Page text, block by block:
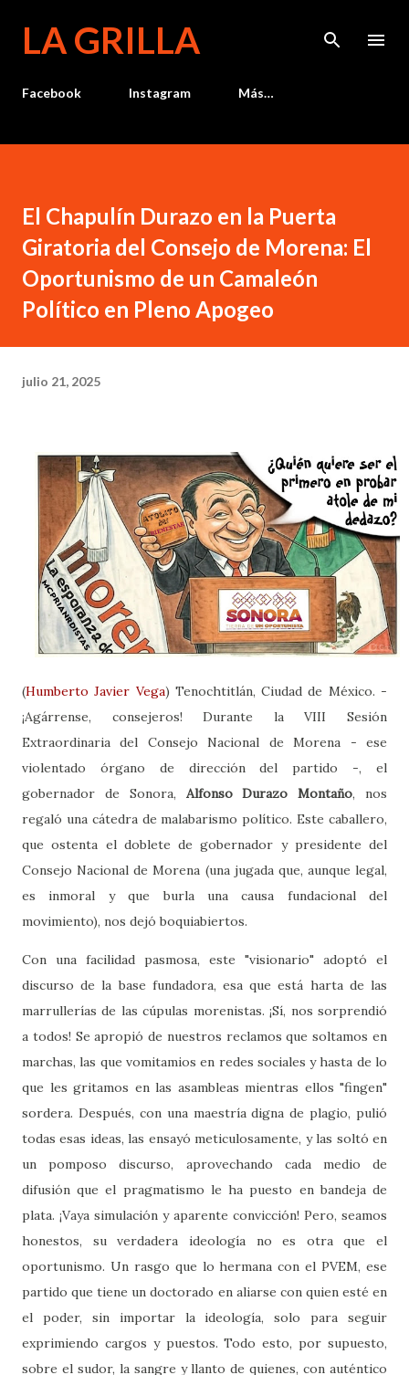
LA GRILLA
Facebook Instagram Más…
El Chapulín Durazo en la Puerta
Giratoria del Consejo de Morena: El
Oportunismo de un Camaleón
Político en Pleno Apogeo
julio 21, 2025
(Humberto Javier Vega) Tenochtitlán, Ciudad de México. -
¡Agárrense, consejeros! Durante la VIII Sesión
Extraordinaria del Consejo Nacional de Morena - ese
violentado órgano de dirección del partido -, el
gobernador de Sonora, Alfonso Durazo Montaño, nos
regaló una cátedra de malabarismo político. Este caballero,
que ostenta el doblete de gobernador y presidente del
Consejo Nacional de Morena (una jugada que, aunque legal,
es inmoral y que burla una causa fundacional del
movimiento), nos dejó boquiabiertos.
Con una facilidad pasmosa, este "visionario" adoptó el
discurso de la base fundadora, esa que está harta de las
marrullerías de las cúpulas morenistas. ¡Sí, nos sorprendió
a todos! Se apropió de nuestros reclamos que soltamos en
marchas, las que vomitamios en redes sociales y hasta de lo
que les gritamos en las asambleas mientras ellos "fingen"
sordera. Después, con una maestría digna de plagio, pulió
todas esas ideas, las ensayó meticulosamente, y las soltó en
un pomposo discurso, aprovechando cada medio de
difusión que el pragmatismo le ha puesto en bandeja de
plata. ¡Vaya simulación y aparente convicción! Pero, seamos
honestos, su verdadera ideología no es otra que el
oportunismo. Un rasgo que lo hermana con el PVEM, ese
partido que tiene un doctorado en aliarse con quien esté en
el poder, sin importar la ideología, solo para seguir
exprimiendo cargos y puestos. Todo esto, por supuesto,
sobre el sudor, la sangre y llanto de quienes, con auténtico